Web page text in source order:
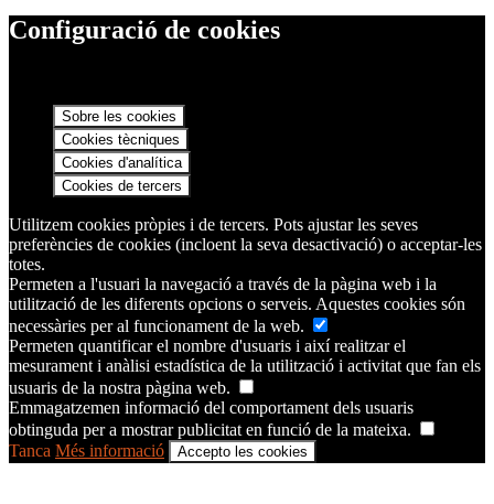
Configuració de cookies
Sobre les cookies
Cookies tècniques
Cookies d'analítica
Cookies de tercers
Utilitzem cookies pròpies i de tercers. Pots ajustar les seves
preferències de cookies (incloent la seva desactivació) o acceptar-les
totes.
Permeten a l'usuari la navegació a través de la pàgina web i la
utilització de les diferents opcions o serveis. Aquestes cookies són
necessàries per al funcionament de la web.
Permeten quantificar el nombre d'usuaris i així realitzar el
mesurament i anàlisi estadística de la utilització i activitat que fan els
usuaris de la nostra pàgina web.
Emmagatzemen informació del comportament dels usuaris
obtinguda per a mostrar publicitat en funció de la mateixa.
Tanca Més informació Accepto les cookies